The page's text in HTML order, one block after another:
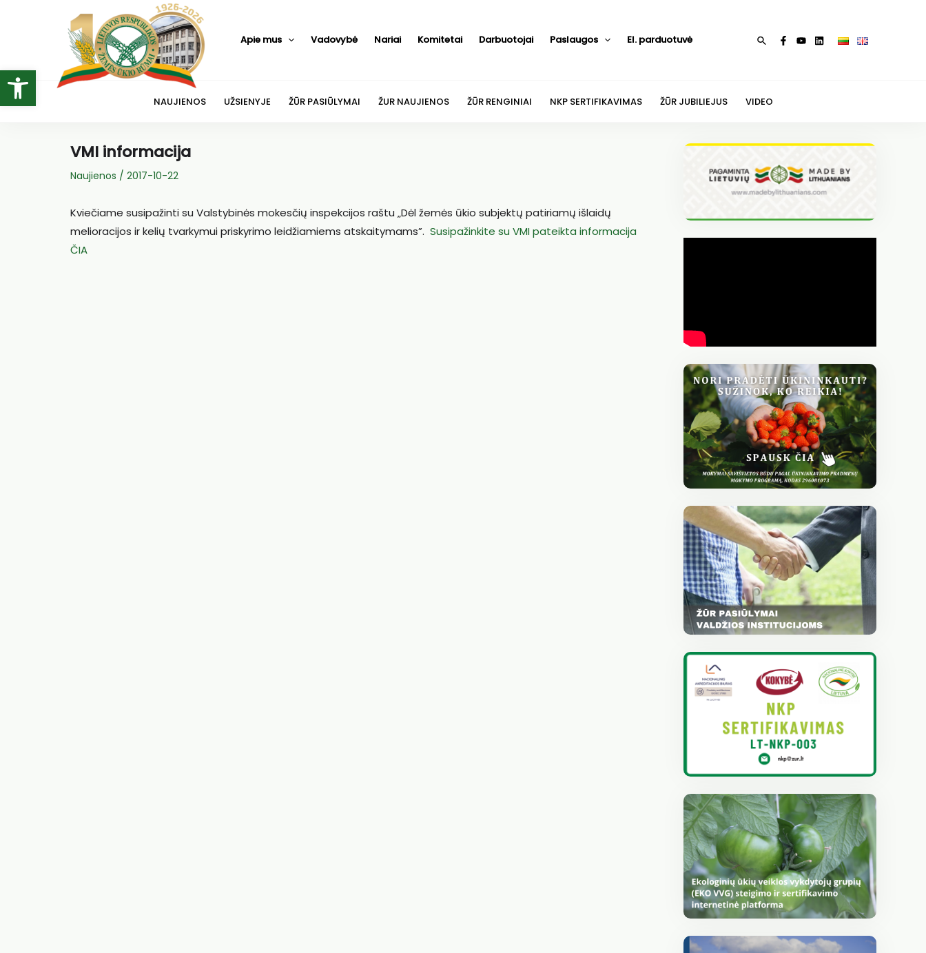
Open toolbar
Apie mus Vadovybė Nariai Komitetai Darbuotojai Paslaugos El. parduotuvė Paieška
NAUJIENOS UŽSIENYJE ŽŪR PASIŪLYMAI ŽUR NAUJIENOS ŽŪR RENGINIAI NKP SERTIFIKAVIMAS ŽŪR JUBILIEJUS VIDEO
VMI informacija
Naujienos / 2017-10-22
Kviečiame susipažinti su Valstybinės mokesčių inspekcijos raštu „Dėl žemės ūkio subjektų patiriamų išlaidų
melioracijos ir kelių tvarkymui priskyrimo leidžiamiems atskaitymams”. Susipažinkite su VMI pateikta informacija
ČIA